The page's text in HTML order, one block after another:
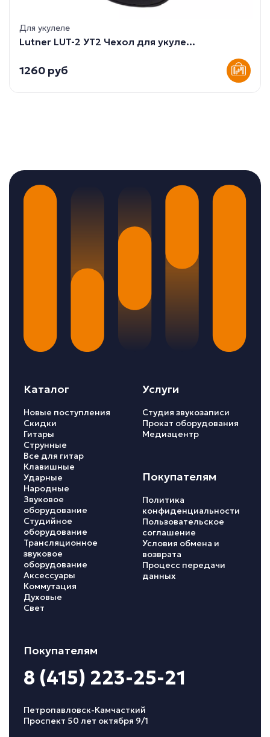
Для укулеле
Lutner LUT-2 УТ2 Чехол для укуле...
1260 руб
Каталог
Новые поступления
Скидки
Гитары
Струнные
Все для гитар
Клавишные
Ударные
Народные
Звуковое
оборудование
Студийное
оборудование
Трансляционное
звуковое
оборудование
Аксессуары
Коммутация
Духовые
Свет
Услуги
Студия звукозаписи
Прокат оборудования
Медиацентр
Покупателям
Политика
конфиденциальности
Пользовательское
соглашение
Условия обмена и
возврата
Процесс передачи
данных
Покупателям
8 (415) 223-25-21
Петропавловск-Камчасткий
Проспект 50 лет октября 9/1